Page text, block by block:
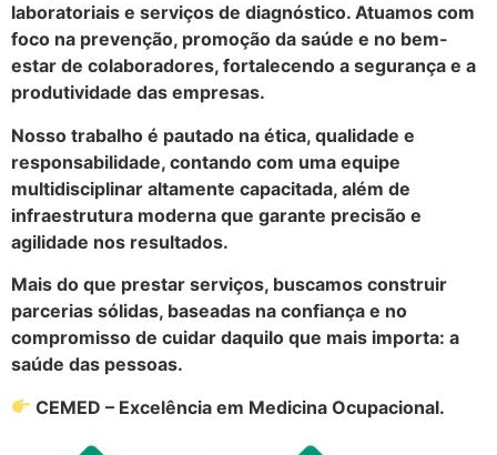
laboratoriais e serviços de diagnóstico. Atuamos com
foco na prevenção, promoção da saúde e no bem-
estar de colaboradores, fortalecendo a segurança e a
produtividade das empresas.
Nosso trabalho é pautado na ética, qualidade e
responsabilidade, contando com uma equipe
multidisciplinar altamente capacitada, além de
infraestrutura moderna que garante precisão e
agilidade nos resultados.
Mais do que prestar serviços, buscamos construir
parcerias sólidas, baseadas na confiança e no
compromisso de cuidar daquilo que mais importa: a
saúde das pessoas.
CEMED – Excelência em Medicina Ocupacional.